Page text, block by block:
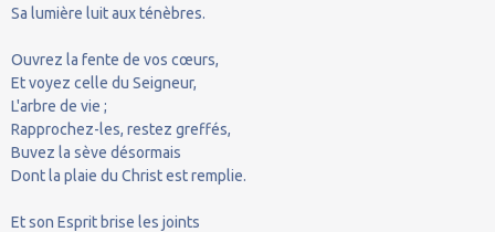
Sa lumière luit aux ténèbres.
Ouvrez la fente de vos cœurs,
Et voyez celle du Seigneur,
L'arbre de vie ;
Rapprochez-les, restez greffés,
Buvez la sève désormais
Dont la plaie du Christ est remplie.
Et son Esprit brise les joints